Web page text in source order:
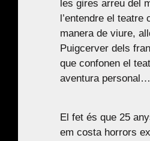
les gires arreu del
l’entendre el teatre
manera de viure,
Puigcerver dels
que confonen el
aventura personal…
El fet és que 25
em costa horrors